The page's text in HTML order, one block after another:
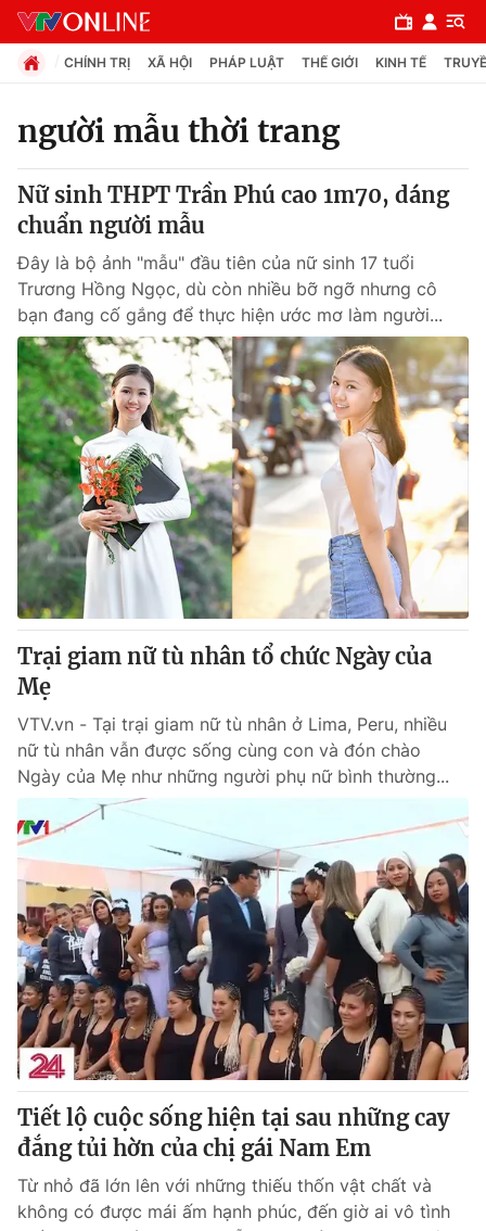
Chuyên mục
Chính trị
Xã hội
Pháp luật
Y tế
Thế giới
Tin tức
Thế giới đó đây
Câu chuyện quốc tế
Kinh tế
Tài chính
Thị trường
Góc doanh nghiệp
Dữ liệu và đời sống
Truyền hình
Phim VTV
Hậu trường
Nhân vật
Khán giả
Giải sao mai
Giải trí
Điện ảnh
Âm nhạc
Sao
Đời sống
Du lịch
Làm đẹp
Chất lượng cuộc sống
Giáo dục
Tuyển sinh
Học trực tuyến
Công nghệ
Hitech Công nghệ tương lai
Sản phẩm
Thị trường
Tư vấn
Giao lưu trực tuyến
Lịch phát sóng
Chuyên mục khác
Emagazine Podcast
Photo Infographic
CHÍNH TRỊ XÃ HỘI PHÁP LUẬT THẾ GIỚI KINH TẾ
người mẫu thời trang
Nữ sinh THPT Trần Phú cao 1m70, dáng
chuẩn người mẫu
Đây là bộ ảnh "mẫu" đầu tiên của nữ sinh 17 tuổi
Trương Hồng Ngọc, dù còn nhiều bỡ ngỡ nhưng cô
bạn đang cố gắng để thực hiện ước mơ làm người...
Trại giam nữ tù nhân tổ chức Ngày của
Mẹ
VTV.vn - Tại trại giam nữ tù nhân ở Lima, Peru, nhiều
nữ tù nhân vẫn được sống cùng con và đón chào
Ngày của Mẹ như những người phụ nữ bình thường...
Tiết lộ cuộc sống hiện tại sau những cay
đắng tủi hờn của chị gái Nam Em
Từ nhỏ đã lớn lên với những thiếu thốn vật chất và
không có được mái ấm hạnh phúc, đến giờ ai vô tình